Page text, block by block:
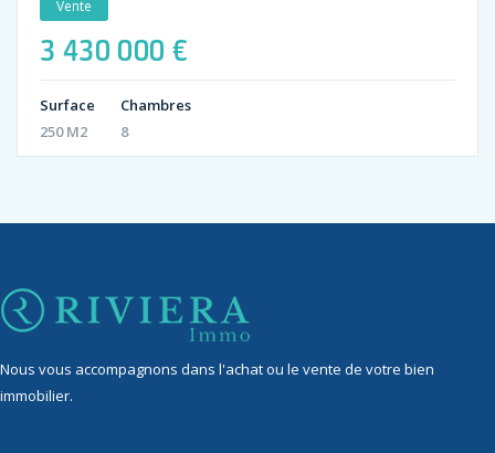
Vente
3 430 000 €
Surface
250 M2
Chambres
8
Nous vous accompagnons dans l'achat ou le vente de votre bien
immobilier.